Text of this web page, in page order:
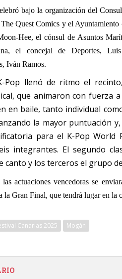
bajo la organización del
Quest Comics y el
Hee, el cónsul de Asuntos
el concejal de Deportes,
Iván Ramos.
Pop llenó de ritmo el
que animaron con fuerza
en baile, tanto individual
la mayor puntuación
para el K-Pop World
integrantes. El segundo
canto y los terceros el grupo
actuaciones vencedoras se
la Gran Final, que tendrá lugar en la
Canarias 2025 Mogán